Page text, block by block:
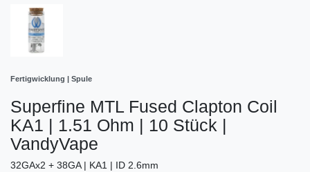
Fertigwicklung | Spule
Superfine MTL Fused Clapton Coil
KA1 | 1.51 Ohm | 10 Stück |
VandyVape
32GAx2 + 38GA | KA1 | ID 2.6mm